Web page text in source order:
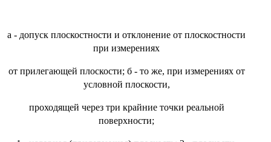
а - допуск плоскостности и отклонение от плоскостности
при измерениях
от прилегающей плоскости; б - то же, при измерениях от
условной плоскости,
проходящей через три крайние точки реальной
поверхности;